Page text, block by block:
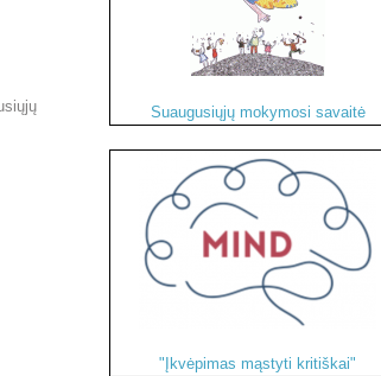
Suaugusiųjų mokymosi savaitė
"Įkvėpimas mąstyti kritiškai"